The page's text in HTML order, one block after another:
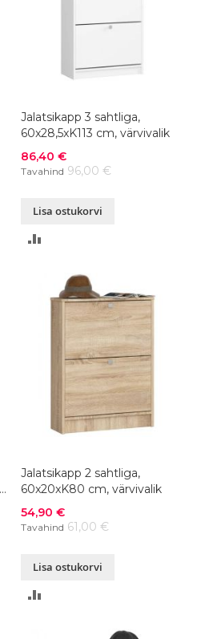
Jalatsikapp 3 sahtliga,
60x28,5xK113 cm, värvivalik
Soodushind
86,40 €
Tavahind 96,00 €
Lisa ostukorvi
Jalatsikapp 2 sahtliga,
60x20xK80 cm, värvivalik
Soodushind
54,90 €
Tavahind 61,00 €
Lisa ostukorvi